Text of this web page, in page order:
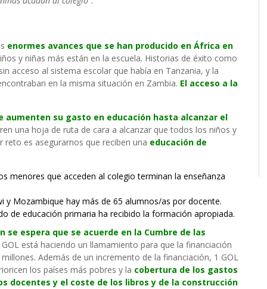
enormes avances que se han producido en África en
y niñas más están en la escuela. Historias de éxito como
acceso al sistema escolar que había en Tanzania, y la
en la misma situación en Zambia. El acceso a la
aumenten su gasto en educación hasta alcanzar el
una hoja de ruta de cara a alcanzar que todos los niños y
reto es asegurarnos que reciben una educación de
menores que acceden al colegio terminan la enseñanza
y Mozambique hay más de 65 alumnos/as por docente.
de educación primaria ha recibido la formación apropiada.
se espera que se acuerde en la Cumbre de las
está haciendo un llamamiento para que la financiación
Además de un incremento de la financiación, 1 GOL
los países más pobres y la cobertura de los gastos
docentes y el coste de los libros y de la construcción